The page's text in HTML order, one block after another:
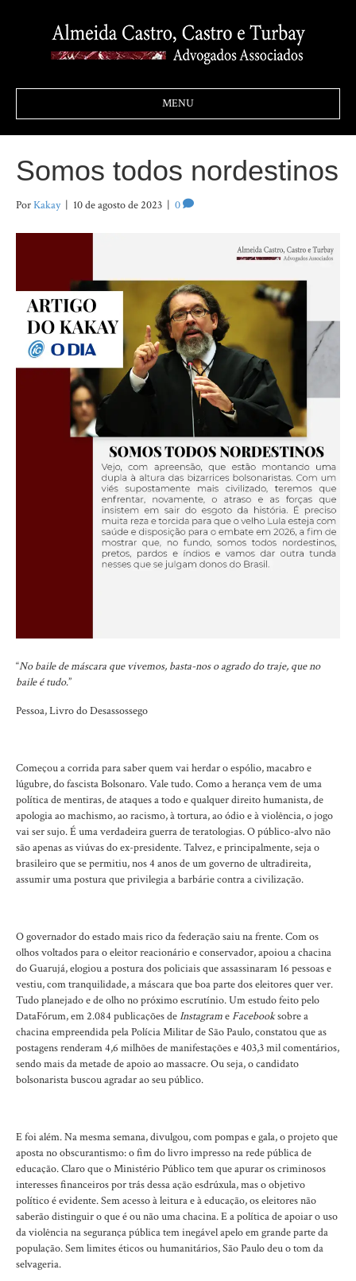
MENU
Somos todos nordestinos
PorKakay | 10 de agosto de 2023 | 0
“No baile de máscara que vivemos, basta-nos o agrado do traje, que no
baile é tudo.”
Pessoa, Livro do Desassossego
Começou a corrida para saber quem vai herdar o espólio, macabro e
lúgubre, do fascista Bolsonaro. Vale tudo. Como a herança vem de uma
política de mentiras, de ataques a todo e qualquer direito humanista, de
apologia ao machismo, ao racismo, à tortura, ao ódio e à violência, o jogo
vai ser sujo. É uma verdadeira guerra de teratologias. O público-alvo não
são apenas as viúvas do ex-presidente. Talvez, e principalmente, seja o
brasileiro que se permitiu, nos 4 anos de um governo de ultradireita,
assumir uma postura que privilegia a barbárie contra a civilização.
O governador do estado mais rico da federação saiu na frente. Com os
olhos voltados para o eleitor reacionário e conservador, apoiou a chacina
do Guarujá, elogiou a postura dos policiais que assassinaram 16 pessoas e
vestiu, com tranquilidade, a máscara que boa parte dos eleitores quer ver.
Tudo planejado e de olho no próximo escrutínio. Um estudo feito pelo
DataFórum, em 2.084 publicações deInstagrameFacebooksobre a
chacina empreendida pela Polícia Militar de São Paulo, constatou que as
postagens renderam 4,6 milhões de manifestações e 403,3 mil comentários,
sendo mais da metade de apoio ao massacre. Ou seja, o candidato
bolsonarista buscou agradar ao seu público.
E foi além. Na mesma semana, divulgou, com pompas e gala, o projeto que
aposta no obscurantismo: o fim do livro impresso na rede pública de
educação. Claro que o Ministério Público tem que apurar os criminosos
interesses financeiros por trás dessa ação esdrúxula, mas o objetivo
político é evidente. Sem acesso à leitura e à educação, os eleitores não
saberão distinguir o que é ou não uma chacina. E a política de apoiar o uso
da violência na segurança pública tem inegável apelo em grande parte da
população. Sem limites éticos ou humanitários, São Paulo deu o tom da
selvageria.